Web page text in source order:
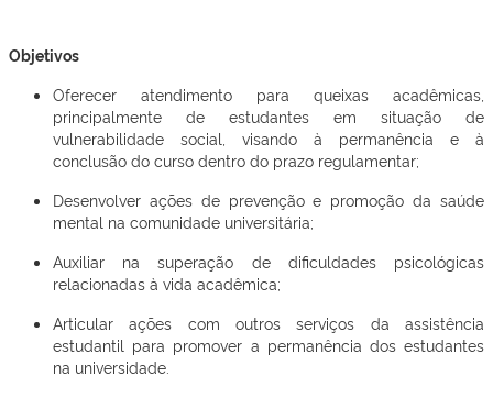
Objetivos
Oferecer atendimento para queixas acadêmicas,
principalmente de estudantes em situação de
vulnerabilidade social, visando à permanência e à
conclusão do curso dentro do prazo regulamentar;
Desenvolver ações de prevenção e promoção da saúde
mental na comunidade universitária;
Auxiliar na superação de dificuldades psicológicas
relacionadas à vida acadêmica;
Articular ações com outros serviços da assistência
estudantil para promover a permanência dos estudantes
na universidade.